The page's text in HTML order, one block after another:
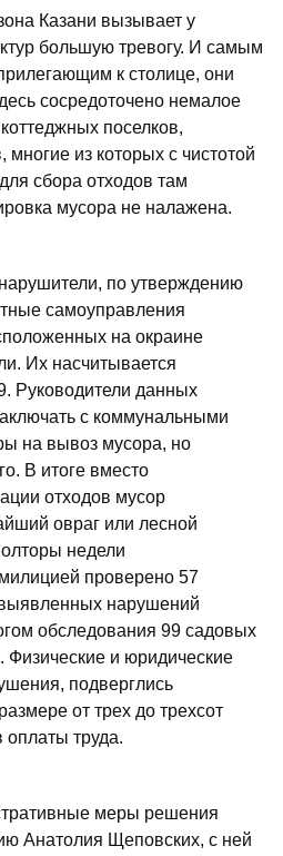
Казани вызывает у
большую тревогу. И самым
к столице, они
сосредоточено немалое
поселков,
из которых с чистотой
сбора отходов там
мусора не налажена.
по утверждению
самоуправления
на окраине
Их насчитывается
Руководители данных
с коммунальными
на вывоз мусора, но
В итоге вместо
отходов мусор
овраг или лесной
недели
проверено 57
выявленных нарушений
обследования 99 садовых
Физические и юридические
подверглись
от трех до трехсот
труда.
меры решения
Анатолия Щеповских, с ней